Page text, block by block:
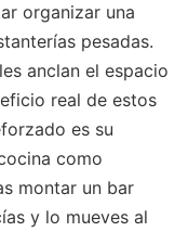
organizar una
pesadas.
anclan el espacio
real de estos
es su
como
montar un bar
y lo mueves al